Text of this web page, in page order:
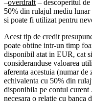
–overdraft – descoperitul
50% din rulajul mediu
si poate fi utilizat pentru
Acest tip de credit
poate obtine intr-un timp
disponibil atat in EUR, cat
consideranduse valoarea
aferenta acestuia (numar
echivalenta cu 50% din
disponibila pe contul curent
necesara o relatie cu banca